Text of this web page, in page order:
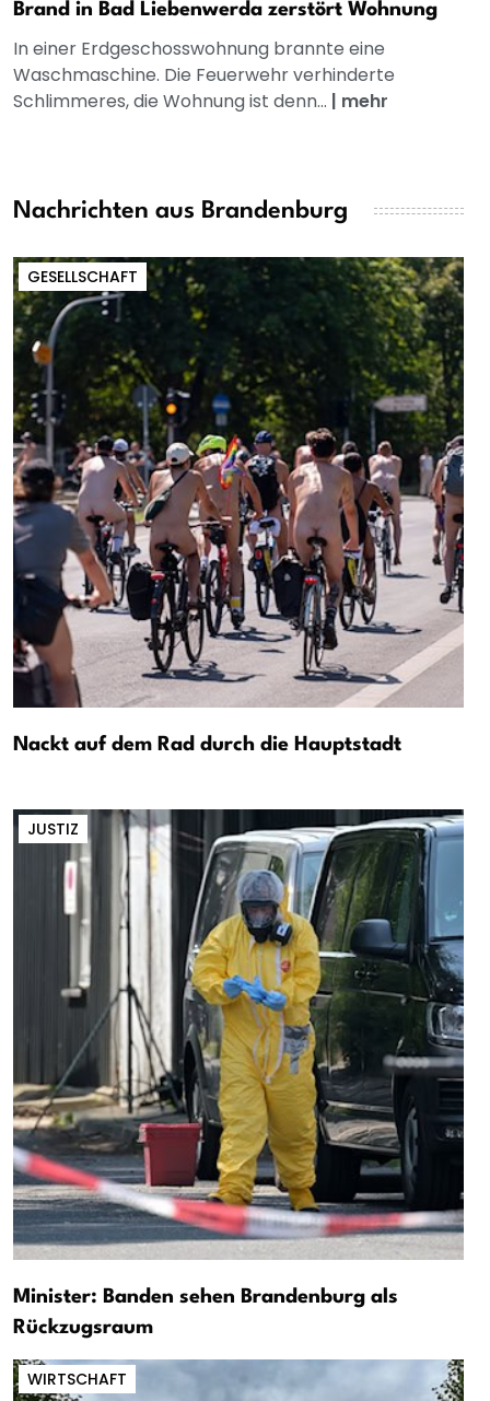
Brand in Bad Liebenwerda zerstört Wohnung
In einer Erdgeschosswohnung brannte eine
Waschmaschine. Die Feuerwehr verhinderte
Schlimmeres, die Wohnung ist denn... | mehr
Nachrichten aus Brandenburg
GESELLSCHAFT
Nackt auf dem Rad durch die Hauptstadt
JUSTIZ
Minister: Banden sehen Brandenburg als
Rückzugsraum
WIRTSCHAFT